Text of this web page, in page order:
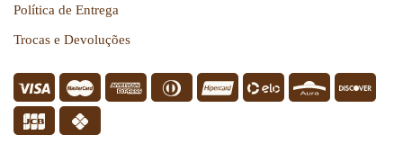
Política de Entrega
Trocas e Devoluções